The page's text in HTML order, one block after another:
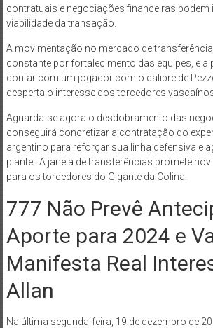
contratuais e negociações financeiras podem
viabilidade da transação.
A movimentação no mercado de
constante por fortalecimento das equipes, e a
contar com um jogador com o calibre de
desperta o interesse dos torcedores
Aguarda-se agora o desdobramento das
conseguirá concretizar a contratação do
argentino para reforçar sua linha defensiva e
plantel. A janela de transferências promete
para os torcedores do Gigante da Colina.
777 Não Prevê
Aporte para 2024 e
Manifesta Real
Allan
Na última segunda-feira, 19 de dezembro de